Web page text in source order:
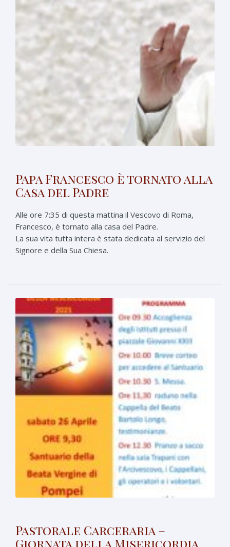
Papa Francesco è tornato alla
Casa del Padre
Alle ore 7:35 di questa mattina il Vescovo di Roma,
Francesco, è tornato alla casa del Padre.
La sua vita tutta intera è stata dedicata al servizio del
Signore e della Sua Chiesa.
Pastorale Carceraria –
Giornata della Misericordia